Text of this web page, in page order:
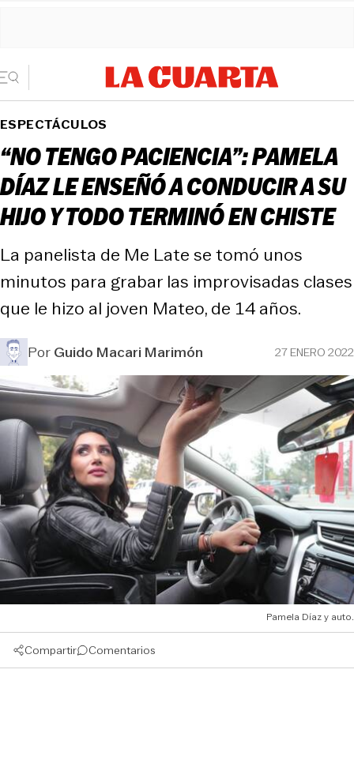
ESPECTÁCULOS
“NO TENGO PACIENCIA”: PAMELA
DÍAZ LE ENSEÑÓ A CONDUCIR A SU
HIJO Y TODO TERMINÓ EN CHISTE
La panelista de Me Late se tomó unos
minutos para grabar las improvisadas clases
que le hizo al joven Mateo, de 14 años.
PorGuido Macari Marimón 27 ENERO 2022
Pamela Díaz y auto.
Compartir Comentarios